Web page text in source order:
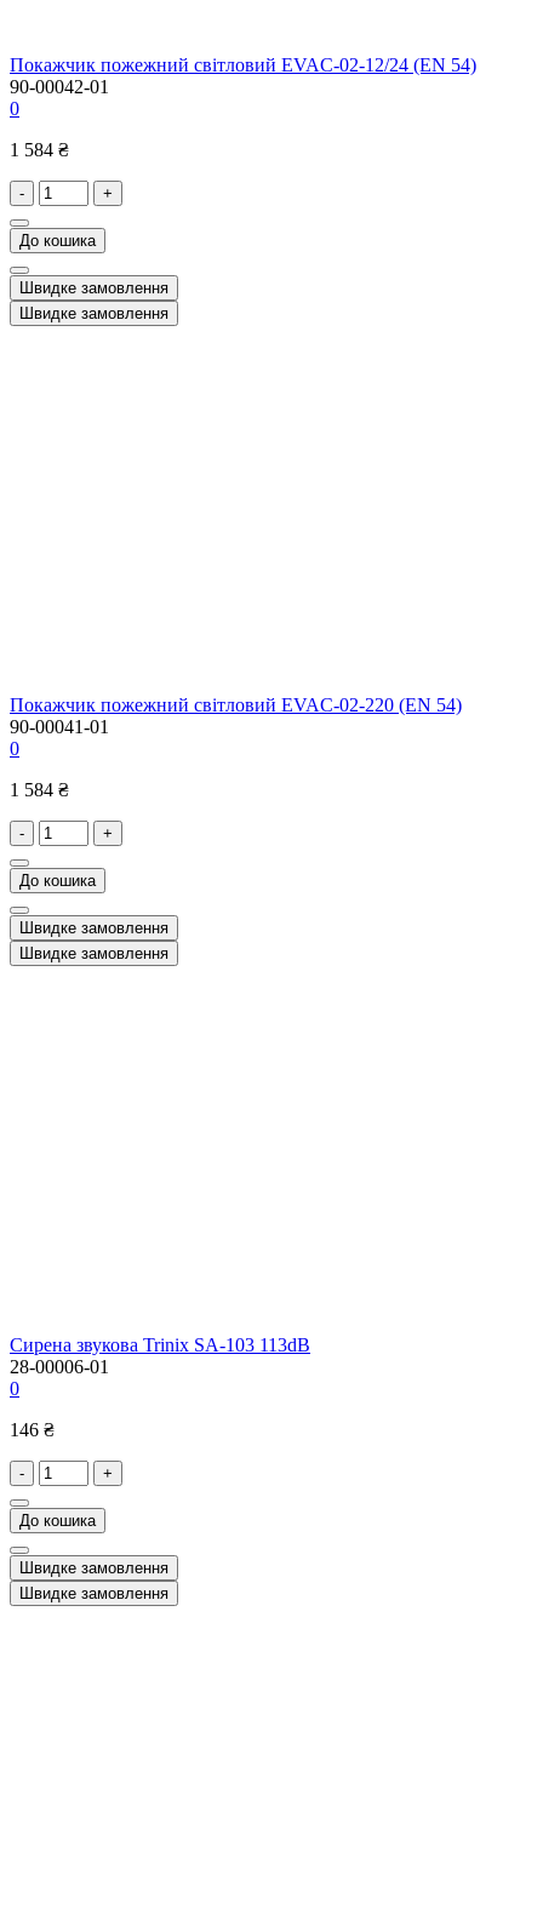
Покажчик пожежний світловий EVAC-02-12/24 (EN 54)
90-00042-01
0
1 584 ₴
- +
До кошика
Швидке замовлення
Швидке замовлення
Покажчик пожежний світловий EVAC-02-220 (EN 54)
90-00041-01
0
1 584 ₴
- +
До кошика
Швидке замовлення
Швидке замовлення
Сирена звукова Trinix SA-103 113dB
28-00006-01
0
146 ₴
- +
До кошика
Швидке замовлення
Швидке замовлення